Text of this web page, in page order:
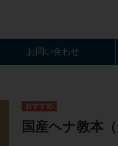
お問い合わせ
国産ヘナ教本